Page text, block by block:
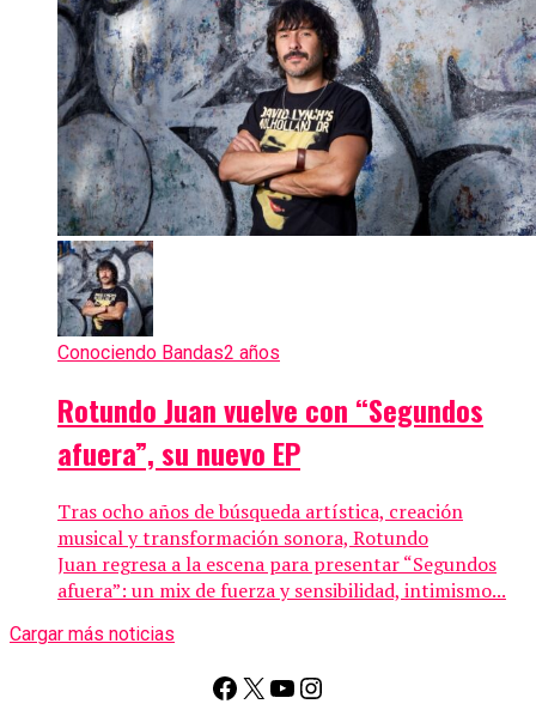
Conociendo Bandas2 años
Rotundo Juan vuelve con “Segundos
afuera”, su nuevo EP
Tras ocho años de búsqueda artística, creación
musical y transformación sonora, Rotundo
Juan regresa a la escena para presentar “Segundos
afuera”: un mix de fuerza y sensibilidad, intimismo...
Cargar más noticias
Facebook
X YouTube
Instagram